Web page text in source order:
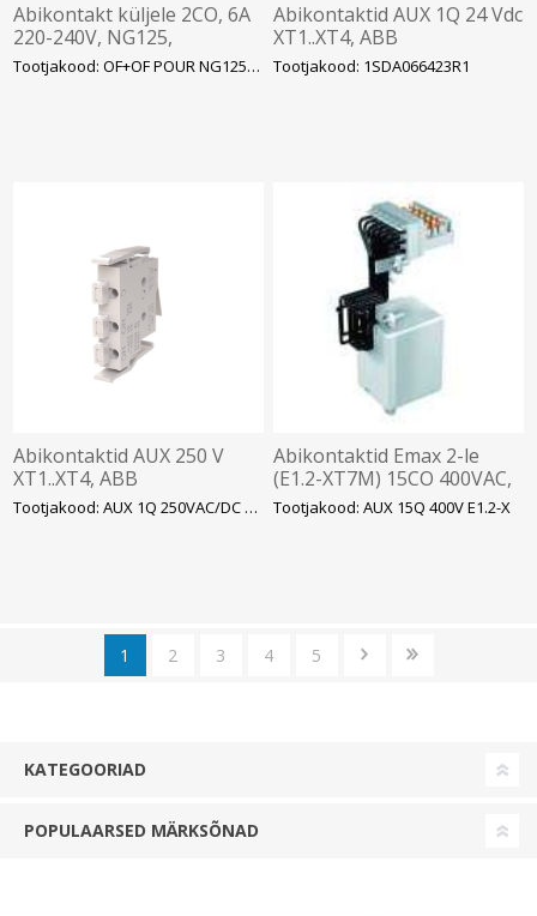
Abikontakt küljele 2CO, 6A
220-240V, NG125,
Schneider
Tootjakood: OF+OF POUR NG1252 X
Abikontaktid AUX 1Q 24 Vdc
XT1..XT4, ABB
Tootjakood: 1SDA066423R1
Abikontaktid AUX 250 V
XT1..XT4, ABB
Tootjakood: AUX 1Q 250VAC/DC XT1
Abikontaktid Emax 2-le
(E1.2-XT7M) 15CO 400VAC,
ABB
Tootjakood: AUX 15Q 400V E1.2-X
1 2 3 4 5
KATEGOORIAD
POPULAARSED MÄRKSÕNAD